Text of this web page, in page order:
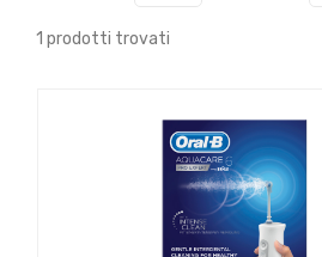
1 prodotti trovati